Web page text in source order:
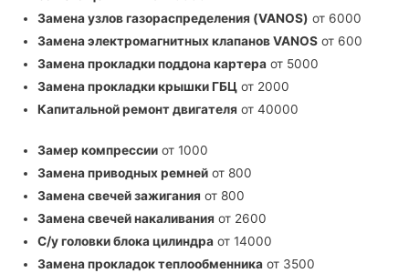
Замена узлов газораспределения (VANOS) от 6000
Замена электромагнитных клапанов VANOS от 600
Замена прокладки поддона картера от 5000
Замена прокладки крышки ГБЦ от 2000
Капитальной ремонт двигателя от 40000
Замер компрессии от 1000
Замена приводных ремней от 800
Замена свечей зажигания от 800
Замена свечей накаливания от 2600
С/у головки блока цилиндра от 14000
Замена прокладок теплообменника от 3500